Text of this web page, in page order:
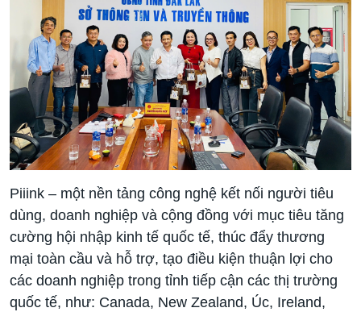
Piiink – một nền tảng công nghệ kết nối người tiêu
dùng, doanh nghiệp và cộng đồng với mục tiêu tăng
cường hội nhập kinh tế quốc tế, thúc đẩy thương
mại toàn cầu và hỗ trợ, tạo điều kiện thuận lợi cho
các doanh nghiệp trong tỉnh tiếp cận các thị trường
quốc tế, như: Canada, New Zealand, Úc, Ireland,